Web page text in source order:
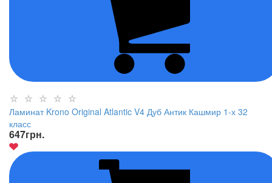
Ламинат Krono Original Atlantic V4 Дуб Антик Кашмир 1-х 32
класс
647грн.